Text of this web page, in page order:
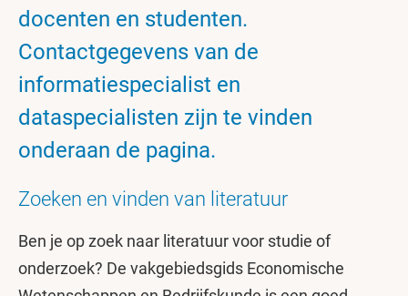
docenten en studenten.
Contactgegevens van de
informatiespecialist en
dataspecialisten zijn te vinden
onderaan de pagina.
Zoeken en vinden van literatuur
Ben je op zoek naar literatuur voor studie of
onderzoek? De vakgebiedsgids Economische